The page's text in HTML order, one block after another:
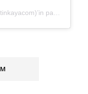
paylaştığı bir gönderi (